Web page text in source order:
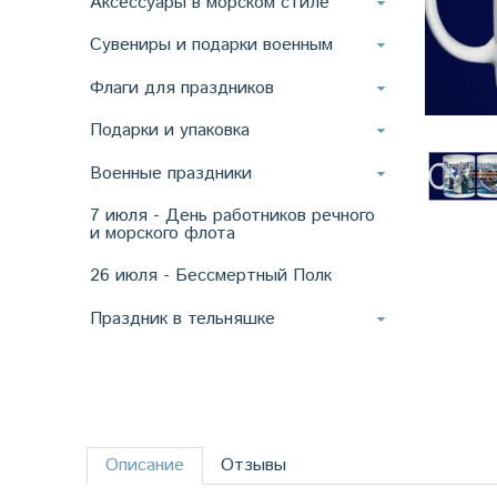
Сувениры и подарки военным
Флаги для праздников
Подарки и упаковка
Военные праздники
7 июля - День работников речного
и морского флота
26 июля - Бессмертный Полк
Праздник в тельняшке
Описание Отзывы